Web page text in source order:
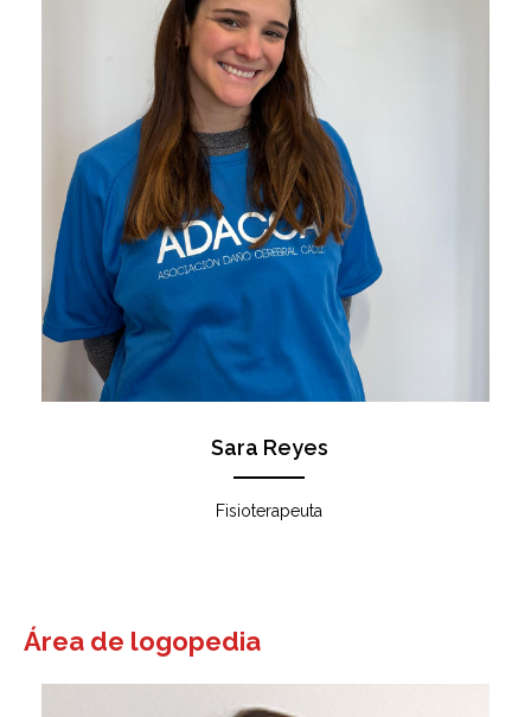
Sara Reyes
Fisioterapeuta
Área de logopedia